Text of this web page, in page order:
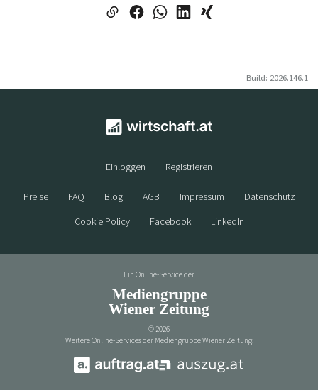
Build: 2026.146.1
Einloggen Registrieren
Preise FAQ Blog AGB Impressum
Datenschutz
Cookie Policy
Facebook LinkedIn
Ein Online-Service der
Mediengruppe
Wiener Zeitung
© 2026
Weitere Online-Services der Mediengruppe Wiener Zeitung: